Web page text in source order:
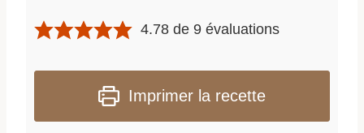
4.78 de9 évaluations
Imprimer la recette